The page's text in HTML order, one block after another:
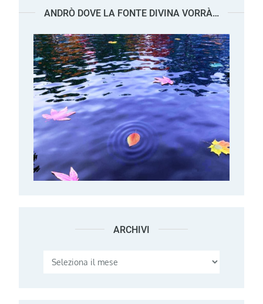
ANDRÒ DOVE LA FONTE DIVINA VORRÀ…
ARCHIVI Archivi